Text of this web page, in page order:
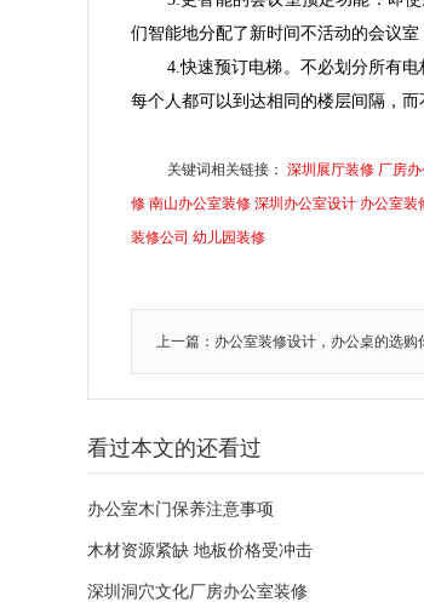
们智能地分配了新时间不活动的会议室
4.快速预订电梯。不必划分所有
每个人都可以到达相同的楼层间隔，而
关键词相关链接： 深圳展厅装修 厂房
修 南山办公室装修 深圳办公室设计 办公室装
装修公司 幼儿园装修
上一篇：办公室装修设计，办公桌的选购
看过本文的还看过
办公室木门保养注意事项
木材资源紧缺 地板价格受冲击
深圳洞穴文化厂房办公室装修